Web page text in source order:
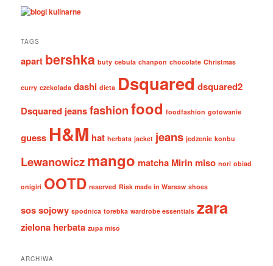
TAGS
apart bershka buty cebula chanpon chocolate Christmas
curry czekolada dashi dieta Dsquared dsquared2
Dsquared jeansfashionfood foodfashion gotowanie
guess H&M hat herbata jacket jeans jedzenie konbu
Lewanowiczmango matcha Mirin miso nori obiad
onigiri OOTD reserved Risk made in Warsaw shoes
sos sojowy spodnica torebka wardrobe essentials zara
zielona herbata zupa miso
ARCHIWA